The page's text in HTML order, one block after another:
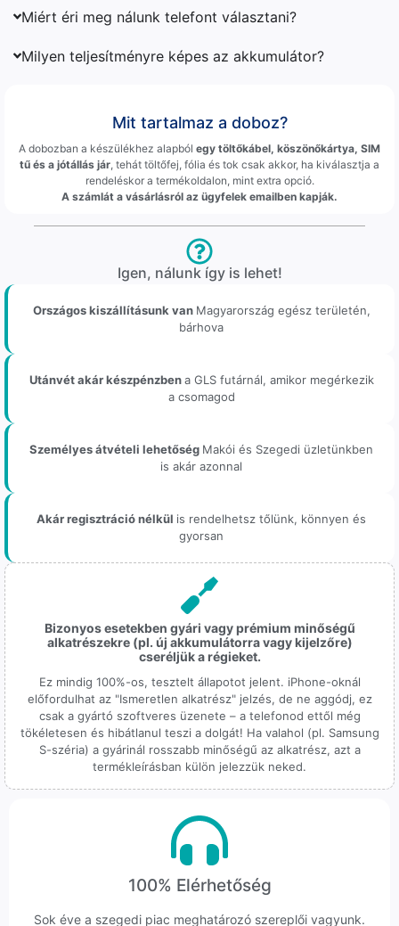
Miért éri meg nálunk telefont választani?
Milyen teljesítményre képes az akkumulátor?
Mit tartalmaz a doboz?
A dobozban a készülékhez alapból egy töltőkábel, köszönőkártya, SIM
tű és a jótállás jár , tehát töltőfej, fólia és tok csak akkor, ha kiválasztja a
rendeléskor a termékoldalon, mint extra opció.
A számlát a vásárlásról az ügyfelek emailben kapják.
Igen, nálunk így is lehet!
Országos kiszállításunk van Magyarország egész területén,
bárhova
Utánvét akár készpénzbena GLS futárnál, amikor megérkezik
a csomagod
Személyes átvételi lehetőség Makói és Szegedi üzletünkben
is akár azonnal
Akár regisztráció nélkül is rendelhetsz tőlünk, könnyen és
gyorsan
Bizonyos esetekben gyári vagy prémium minőségű
alkatrészekre (pl. új akkumulátorra vagy kijelzőre)
cseréljük a régieket.
Ez mindig 100%-os, tesztelt állapotot jelent. iPhone-oknál
előfordulhat az "Ismeretlen alkatrész" jelzés, de ne aggódj, ez
csak a gyártó szoftveres üzenete – a telefonod ettől még
tökéletesen és hibátlanul teszi a dolgát! Ha valahol (pl. Samsung
S-széria) a gyárinál rosszabb minőségű az alkatrész, azt a
termékleírásban külön jelezzük neked.
100% Elérhetőség
Sok éve a szegedi piac meghatározó szereplői vagyunk.